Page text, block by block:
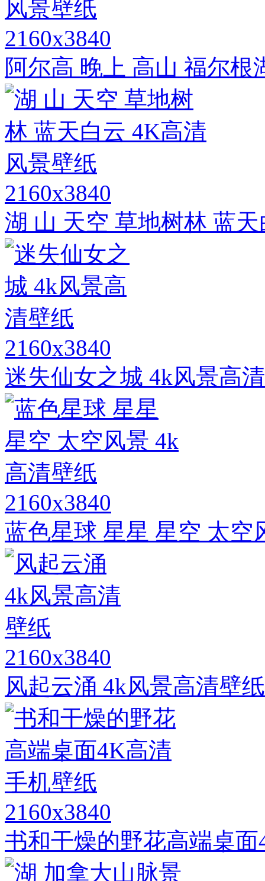
2160x3840
阿尔高 晚上 高山 福尔根
2160x3840
湖 山 天空 草地树林 蓝
2160x3840
迷失仙女之城 4k风景高
2160x3840
蓝色星球 星星 星空 太空
2160x3840
风起云涌 4k风景高清壁纸
2160x3840
书和干燥的野花高端桌